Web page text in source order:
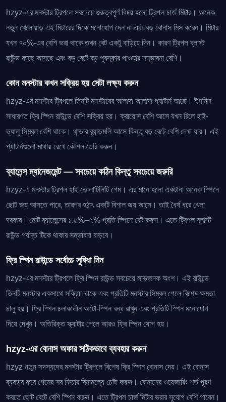
hzyz-এর মনস্টার ট্রিপলে সবচেয়ে গুরুত্বপূর্ণ বিষয় হলো ট্রিপল চার্জ মিটার। অনেক
নতুন খেলোয়াড় এই মিটারের দিকে মনোযোগ দেন না এবং বড় বোনাস মিস করেন। মিটার
যখন ৭০%-এর বেশি ভরা থাকে তখন বেট একটু বাড়িয়ে দিন। কারণ ট্রিপল ব্লাস্ট
রাউন্ড কাছে আসছে এবং বড় বেটে বড় পুরস্কার পাওয়ার সম্ভাবনা বেশি।
কোন মনস্টার কখন সক্রিয় হয় সেটা লক্ষ্য করুন
hzyz-এর মনস্টার ট্রিপলে তিনটি মনস্টারের আলাদা আলাদা প্যাটার্ন আছে। ইগনিস
সাধারণত ফ্রি স্পিন রাউন্ডে বেশি সক্রিয় হয়। ক্রায়োস বেশি আসে যখন রিলে হাই-
ভ্যালু সিম্বল বেশি থাকে। থান্ডার র‍্যান্ডমলি আসে কিন্তু বড় বেটে বেশি দেখা যায়। এই
প্যাটার্নগুলো মাথায় রেখে কৌশল তৈরি করুন।
ব্যালেন্স ম্যানেজমেন্ট — সবচেয়ে কঠিন কিন্তু সবচেয়ে জরুরি
hzyz-এ মনস্টার ট্রিপল হাই ভোলাটিলিটি গেম। এর মানে হলো একটানা অনেক স্পিনে
ছোট জয় আসতে পারে, তারপর হঠাৎ একটি বিশাল জয় আসে। তাই ধৈর্য ধরে খেলা
দরকার। মোট ব্যালেন্সের ১.৫%–২% প্রতি স্পিনে বেট করুন। এতে ট্রিপল ব্লাস্ট
রাউন্ড পর্যন্ত টিকে থাকার সম্ভাবনা বাড়বে।
ফ্রি স্পিন রাউন্ডে সর্বোচ্চ সুবিধা নিন
hzyz-এর মনস্টার ট্রিপলে ফ্রি স্পিন রাউন্ড সবচেয়ে লাভজনক অংশ। এই রাউন্ডে
তিনটি মনস্টার একসাথে সক্রিয় থাকে এবং প্রতিটি মনস্টার সিম্বল পেলে বিশেষ ক্ষমতা
চালু হয়। ফ্রি স্পিন চলাকালীন অটো-স্পিন বন্ধ রাখুন এবং প্রতিটি স্পিন মনোযোগ
দিয়ে দেখুন। অতিরিক্ত স্ক্যাটার পেলে আরও ফ্রি স্পিন যোগ হয়।
hzyz-এর বোনাস অফার সঠিকভাবে ব্যবহার করুন
hzyz নতুন সদস্যদের মনস্টার ট্রিপলে বিশেষ ফ্রি স্পিন বোনাস দেয়। এই বোনাস
ব্যবহার করে গেমের সব ফিচার বিনামূল্যে চেষ্টা করুন। বোনাসের ওয়েজারিং শর্ত পূরণ
করতে ছোট বেটে বেশি স্পিন করুন। এতে ট্রিপল চার্জ মিটার ভরার সুযোগ বেশি পাবেন।